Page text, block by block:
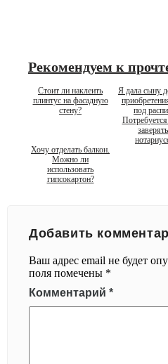
Рекомендуем к
Стоит ли наклеить
плинтус на фасадную
стену?
Я дала сыну
под
Хочу отделать балкон.
Можно ли
использовать
гипсокартон?
Добавить
Ваш адрес email не будет
поля помечены *
Комментарий *